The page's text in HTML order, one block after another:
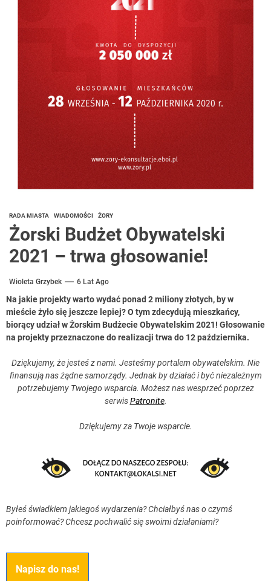
RADA MIASTA WIADOMOŚCI ŻORY
Żorski Budżet Obywatelski
2021 – trwa głosowanie!
Wioleta Grzybek 6 Lat Ago
Na jakie projekty warto wydać ponad 2 miliony złotych, by w
mieście żyło się jeszcze lepiej? O tym zdecydują mieszkańcy,
biorący udział w Żorskim Budżecie Obywatelskim 2021! Głosowanie
na projekty przeznaczone do realizacji trwa do 12 października.
Dziękujemy, że jesteś z nami. Jesteśmy portalem obywatelskim. Nie
finansują nas żądne samorządy. Jednak by działać i być niezależnym
potrzebujemy Twojego wsparcia. Możesz nas wesprzeć poprzez
serwisPatronite.
Dziękujemy za Twoje wsparcie.
Byłeś świadkiem jakiegoś wydarzenia? Chciałbyś nas o czymś
poinformować? Chcesz pochwalić się swoimi działaniami?
Napisz do nas!